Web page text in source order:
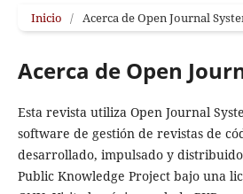
Inicio / Acerca de Open Journal
Acerca de Open
Esta revista utiliza Open Journal
software de gestión de revistas de
desarrollado, impulsado y
Public Knowledge Project bajo una